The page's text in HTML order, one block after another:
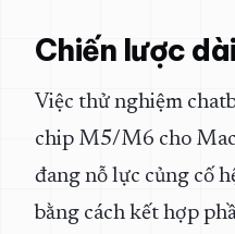
Chiến lược
Việc thử nghiệm
chip M5/M6 cho
đang nỗ lực củng cố
bằng cách kết hợp